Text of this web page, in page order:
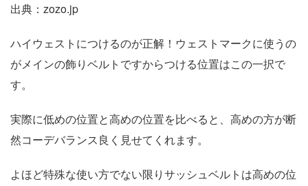
出典：zozo.jp
ハイウェストにつけるのが正解！ウェストマークに使うの
がメインの飾りベルトですからつける位置はこの一択で
す。
実際に低めの位置と高めの位置を比べると、高めの方が断
然コーデバランス良く見せてくれます。
よほど特殊な使い方でない限りサッシュベルトは高めの位